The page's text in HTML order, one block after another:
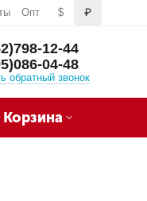
$ ₽
Опт
12-44
04-48
обратный звонок
Корзина